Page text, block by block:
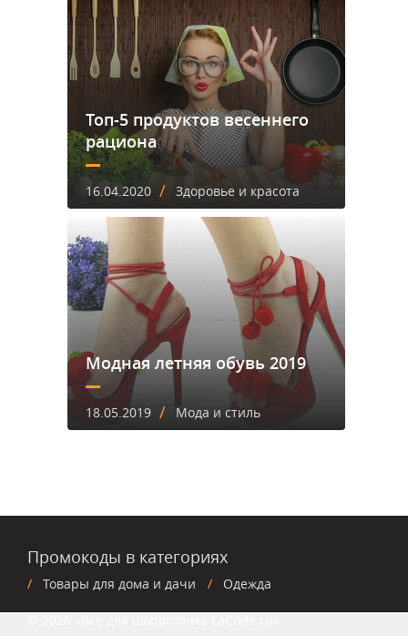
Топ-5 продуктов весеннего
рациона
16.04.2020 / Здоровье и красота
Модная летняя обувь 2019
18.05.2019 / Мода и стиль
Промокоды в категориях
Товары для дома и дачи Одежда